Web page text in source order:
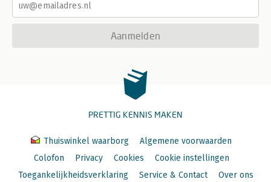
Aanmelden
PRETTIG KENNIS MAKEN
Thuiswinkel waarborg
Algemene voorwaarden
Colofon
Privacy Cookies
Cookie instellingen
Toegankelijkheidsverklaring
Service & Contact Over ons